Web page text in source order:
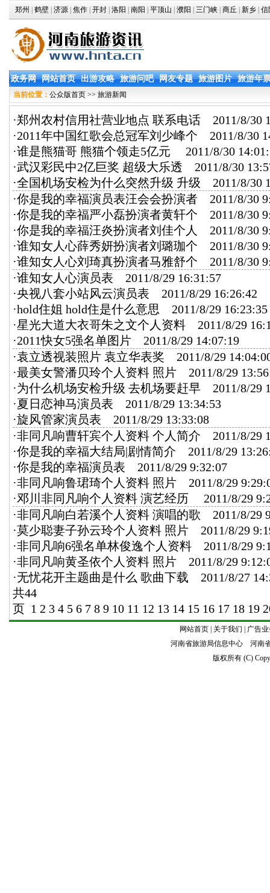
郑州 鹤壁 济源 焦作 开封 洛阳 南阳 平顶山 濮阳 三门峡 商丘 新乡 信
政务网 网站首页 出游攻略 旅游问吧 网友专题 旅游图片 旅游年
当前位置： 公众版首页 >> 旅游新闻
·郑州农村信用社营业地点 联系电话 2011/8/30
·2011年中国红歌会总冠军刘少峰个 2011/8/30
·谁是熊猫哥 熊猫个领走5亿元
2011/8/30
·武汉彩民中2亿巨奖 超级大乐透 2011/8/30
·全国机场安检为什么突然升级 升级 2011/8/30
·你是我的幸福演员表汪会会扮演者 2011/8/30
·你是我的幸福严小磊扮演者黄轩个 2011/8/30
·你是我的幸福汪炎扮演者刘佳个人
2011/8/30
·谁知女人心薛秀妍扮演者刘璐珈个 2011/8/30
·谁知女人心刘琦真扮演者马雅舒个 2011/8/30
·谁知女人心演员表 2011/8/29 16:31:57
·央视八套小站风云演员表 2011/8/29 16:26:42
·hold住姐 hold住是什么意思 2011/8/29 16:23:35
·星光大道大衣哥朱之文个人资料 2011/8/29
·2011快女5强名单图片 2011/8/29 14:07:19
·袁立透视装照片 袁立华表奖 2011/8/29
·最美女警潘贝玲个人资料 照片 2011/8/29
·为什么机场安检升级 去机场要赶早 2011/8/29
·夏日恋神马演员表 2011/8/29 13:34:53
·旋风管家演员表 2011/8/29 13:33:08
·非同凡响曹轩宾个人资料 个人简介 2011/8/29
·你是我的幸福大结局|剧情简介 2011/8/29
·你是我的幸福演员表 2011/8/29 9:32:07
·非同凡响鲁珺琦个人资料 照片 2011/8/29
·邓川非同凡响个人资料 演艺经历
2011/8/29
·非同凡响白若溪个人资料 演唱的歌 2011/8/29
·莫少聪妻子孙云玲个人资料 照片 2011/8/29
·非同凡响6强名单林俊逸个人资料 2011/8/29
·非同凡响黄圣依个人资料 照片 2011/8/29
·无忧花开主题曲是什么 歌曲下载 2011/8/27
共44
页 1 2 3 4 5 6 7 8 9 10 11 12 13 14 15 16 17 18 19
网站首页 关于我们
广告
河南省旅游局信息中心 河
版权所有 (C)